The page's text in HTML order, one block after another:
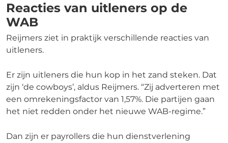
Reacties van uitleners op de
WAB
Reijmers ziet in praktijk verschillende reacties van
uitleners.
Er zijn uitleners die hun kop in het zand steken. Dat
zijn ‘de cowboys’, aldus Reijmers. “Zij adverteren met
een omrekeningsfactor van 1,57%. Die partijen gaan
het niet redden onder het nieuwe WAB-regime.”
Dan zijn er payrollers die hun dienstverlening